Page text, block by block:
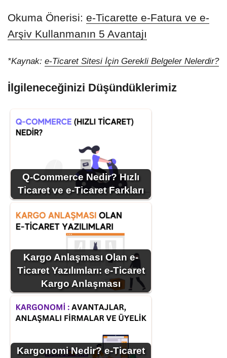
Okuma Önerisi: e-Ticarette e-Fatura ve e-
Arşiv Kullanmanın 5 Avantajı
*Kaynak: e-Ticaret Sitesi İçin Gerekli Belgeler Nelerdir?
İlgileneceğinizi Düşündüklerimiz
Q-Commerce Nedir? Hızlı
Ticaret ve e-Ticaret Farkları
Kargo Anlaşması Olan e-
Ticaret Yazılımları: e-Ticaret
Kargo Anlaşması
Kargonomi Nedir? e-Ticaret